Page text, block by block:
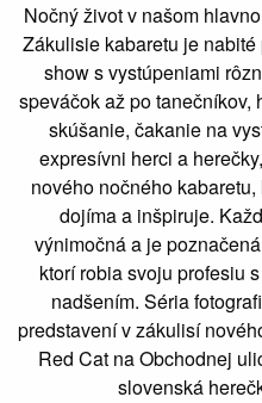
Nočný život v našom
Zákulisie kabaretu je
show s vystúpeniami
speváčok až po tanečníkov,
skúšanie, čakanie na
expresívni herci a
nového nočného
dojíma a inšpiruje.
výnimočná a je
ktorí robia svoju profesiu
nadšením. Séria
predstavení v zákulisí
Red Cat na Obchodnej
slovenská